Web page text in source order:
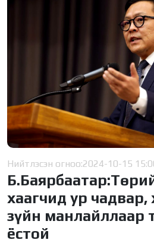
Нийтлэсэн огноо:2024-10-15
хаагчид ур чадвар,
зүйн манлайллаар
ёстой